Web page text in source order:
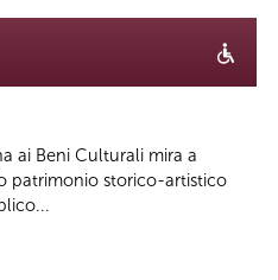
ai Beni Culturali mira a
patrimonio storico-artistico